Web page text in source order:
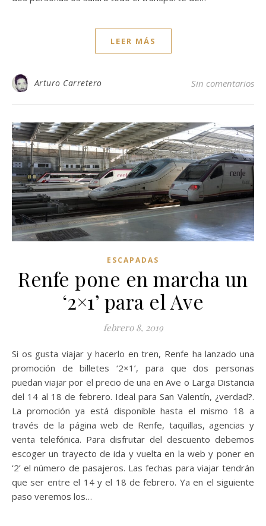
LEER MÁS
Arturo Carretero Sin comentarios
ESCAPADAS
Renfe pone en marcha un
‘2×1’ para el Ave
febrero 8, 2019
Si os gusta viajar y hacerlo en tren, Renfe ha lanzado una
promoción de billetes ‘2×1’, para que dos personas
puedan viajar por el precio de una en Ave o Larga Distancia
del 14 al 18 de febrero. Ideal para San Valentín, ¿verdad?.
La promoción ya está disponible hasta el mismo 18 a
través de la página web de Renfe, taquillas, agencias y
venta telefónica. Para disfrutar del descuento debemos
escoger un trayecto de ida y vuelta en la web y poner en
‘2’ el número de pasajeros. Las fechas para viajar tendrán
que ser entre el 14 y el 18 de febrero. Ya en el siguiente
paso veremos los…